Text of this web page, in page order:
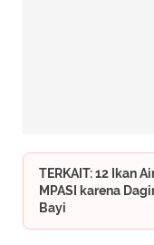
TERKAIT: 12 Ikan
MPASI karena
Bayi